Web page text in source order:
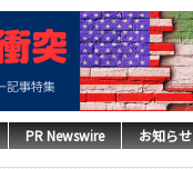
PR Newswire お知らせ